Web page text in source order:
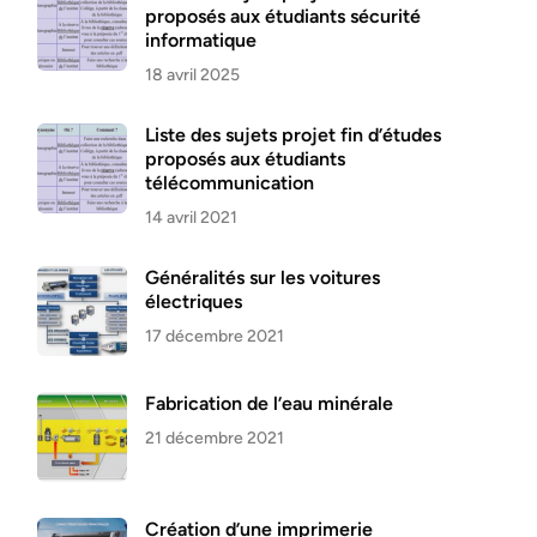
proposés aux étudiants sécurité
informatique
18 avril 2025
Liste des sujets projet fin d’études
proposés aux étudiants
télécommunication
14 avril 2021
Généralités sur les voitures
électriques
17 décembre 2021
Fabrication de l’eau minérale
21 décembre 2021
Création d’une imprimerie